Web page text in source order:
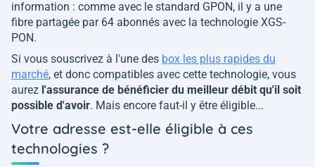
information : comme avec le standard GPON, il y a une
fibre partagée par 64 abonnés avec la technologie XGS-
PON.
Si vous souscrivez à l'une des box les plus rapides du
marché, et donc compatibles avec cette technologie, vous
aurez l'assurance de bénéficier du meilleur débit qu'il soit
possible d'avoir. Mais encore faut-il y être éligible...
Votre adresse est-elle éligible à ces
technologies ?